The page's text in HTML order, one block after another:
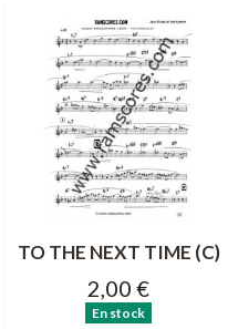
TO THE NEXT TIME (C)
2,00 €
En stock